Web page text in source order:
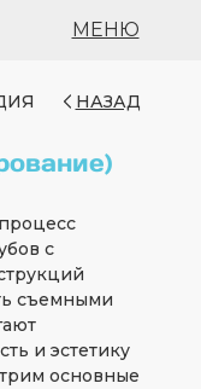
МЕНЮ
НАЗАД
с
съемными
и эстетику
основные